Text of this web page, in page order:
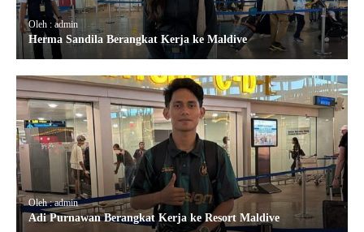
Oleh : admin
Herma Sandila Berangkat Kerja ke Maldive
Oleh : admin
Adi Purnawan Berangkat Kerja ke Resort Maldive